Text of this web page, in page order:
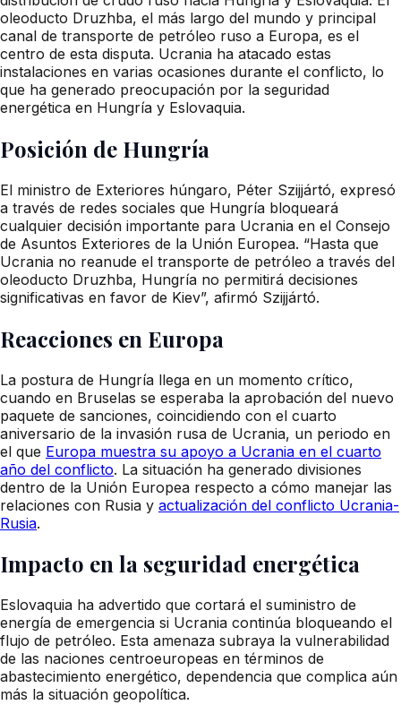
oleoducto Druzhba, el más largo del mundo y principal
canal de transporte de petróleo ruso a Europa, es el
centro de esta disputa. Ucrania ha atacado estas
instalaciones en varias ocasiones durante el conflicto, lo
que ha generado preocupación por la seguridad
energética en Hungría y Eslovaquia.
Posición de Hungría
El ministro de Exteriores húngaro, Péter Szijjártó, expresó
a través de redes sociales que Hungría bloqueará
cualquier decisión importante para Ucrania en el Consejo
de Asuntos Exteriores de la Unión Europea. “Hasta que
Ucrania no reanude el transporte de petróleo a través del
oleoducto Druzhba, Hungría no permitirá decisiones
significativas en favor de Kiev”, afirmó Szijjártó.
Reacciones en Europa
La postura de Hungría llega en un momento crítico,
cuando en Bruselas se esperaba la aprobación del nuevo
paquete de sanciones, coincidiendo con el cuarto
aniversario de la invasión rusa de Ucrania, un periodo en
el que Europa muestra su apoyo a Ucrania en el cuarto
año del conflicto. La situación ha generado divisiones
dentro de la Unión Europea respecto a cómo manejar las
relaciones con Rusia y actualización del conflicto Ucrania-
Rusia.
Impacto en la seguridad energética
Eslovaquia ha advertido que cortará el suministro de
energía de emergencia si Ucrania continúa bloqueando el
flujo de petróleo. Esta amenaza subraya la vulnerabilidad
de las naciones centroeuropeas en términos de
abastecimiento energético, dependencia que complica aún
más la situación geopolítica.